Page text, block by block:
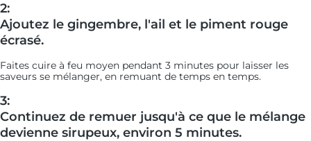
2:
Ajoutez le gingembre, l'ail et le piment rouge
écrasé.
Faites cuire à feu moyen pendant 3 minutes pour laisser les
saveurs se mélanger, en remuant de temps en temps.
3:
Continuez de remuer jusqu'à ce que le mélange
devienne sirupeux, environ 5 minutes.